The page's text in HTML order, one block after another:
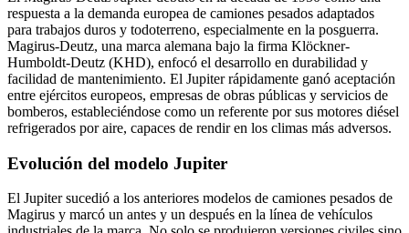
respuesta a la demanda europea de camiones pesados adaptados
para trabajos duros y todoterreno, especialmente en la posguerra.
Magirus-Deutz, una marca alemana bajo la firma Klöckner-
Humboldt-Deutz (KHD), enfocó el desarrollo en durabilidad y
facilidad de mantenimiento. El Jupiter rápidamente ganó aceptación
entre ejércitos europeos, empresas de obras públicas y servicios de
bomberos, estableciéndose como un referente por sus motores diésel
refrigerados por aire, capaces de rendir en los climas más adversos.
Evolución del modelo Jupiter
El Jupiter sucedió a los anteriores modelos de camiones pesados de
Magirus y marcó un antes y un después en la línea de vehículos